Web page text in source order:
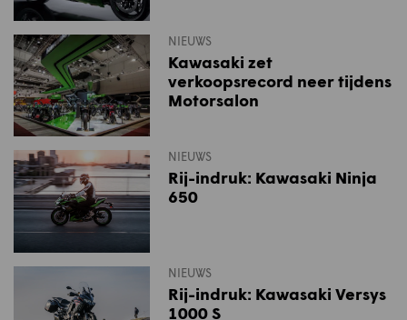
NIEUWS
Kawasaki zet
verkoopsrecord neer tijdens
Motorsalon
NIEUWS
Rij-indruk: Kawasaki Ninja
650
NIEUWS
Rij-indruk: Kawasaki Versys
1000 S